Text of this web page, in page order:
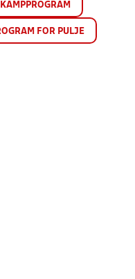
KAMPPROGRAM
FOR PULJE